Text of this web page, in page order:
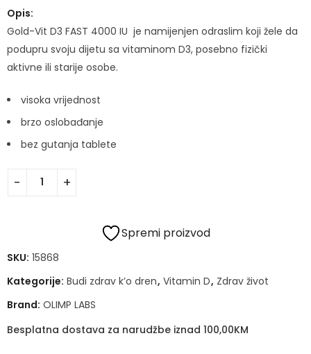
Opis:
Gold-Vit D3 FAST 4000 IU je namijenjen odraslim koji žele da
podupru svoju dijetu sa vitaminom D3, posebno fizički
aktivne ili starije osobe.
visoka vrijednost
brzo oslobađanje
bez gutanja tablete
Spremi proizvod
SKU: 15868
Kategorije: Budi zdrav k’o dren, Vitamin D, Zdrav život
Brand: OLIMP LABS
Besplatna dostava za narudžbe iznad 100,00KM